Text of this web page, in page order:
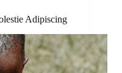
Adipiscing